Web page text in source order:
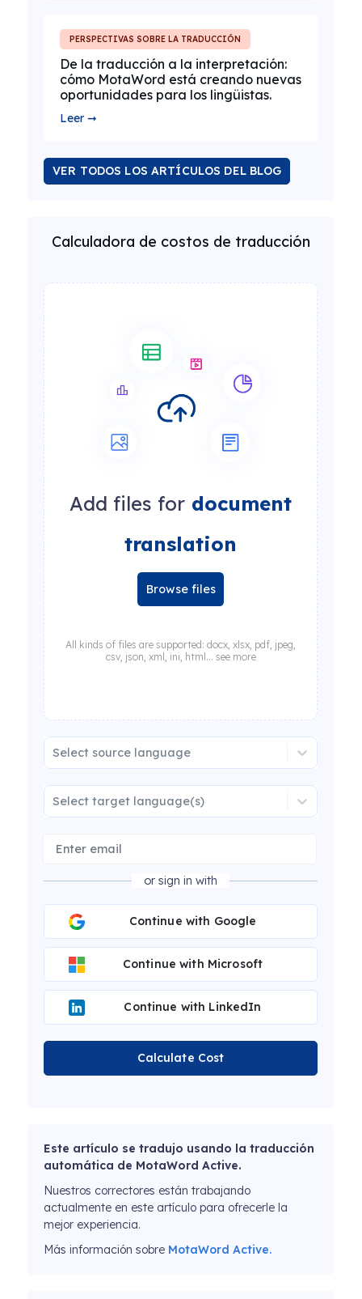
PERSPECTIVAS SOBRE LA TRADUCCIÓN
De la traducción a la interpretación:
cómo MotaWord está creando nuevas
oportunidades para los lingüistas.
Leer ➞
VER TODOS LOS ARTÍCULOS DEL BLOG
Calculadora de costos de traducción
Add files for document
translation
Browse files
All kinds of files are supported: docx, xlsx, pdf, jpeg,
csv, json, xml, ini, html... see more
Select source language
Select target language(s)
or sign in with
Continue with Google
Continue with Microsoft
Continue with LinkedIn
Calculate Cost
Este artículo se tradujo usando la traducción
automática de MotaWord Active.
Nuestros correctores están trabajando
actualmente en este artículo para ofrecerle la
mejor experiencia.
Más información sobre MotaWord Active.